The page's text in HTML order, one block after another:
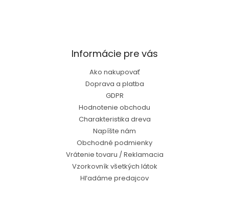
Informácie pre vás
Ako nakupovať
Doprava a platba
GDPR
Hodnotenie obchodu
Charakteristika dreva
Napíšte nám
Obchodné podmienky
Vrátenie tovaru / Reklamacia
Vzorkovník všetkých látok
Hľadáme predajcov